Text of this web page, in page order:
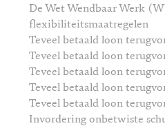
De Wet Wendbaar Werk
flexibiliteitsmaatregelen
Teveel betaald loon
Teveel betaald loon
Teveel betaald loon
Teveel betaald loon
Teveel betaald loon
Invordering onbetwiste